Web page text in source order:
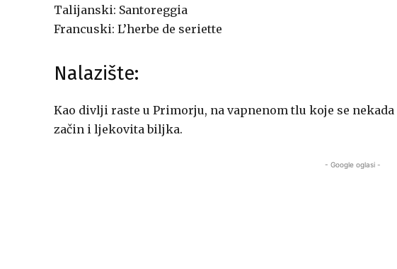
Talijanski: Santoreggia
Francuski: L’herbe de seriette
Nalazište:
Kao divlji raste u Primorju, na vapnenom tlu koje se
začin i ljekovita biljka.
- Google oglasi -